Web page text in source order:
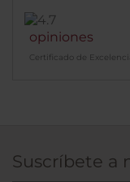
opiniones
Certificado de
Suscríbete a